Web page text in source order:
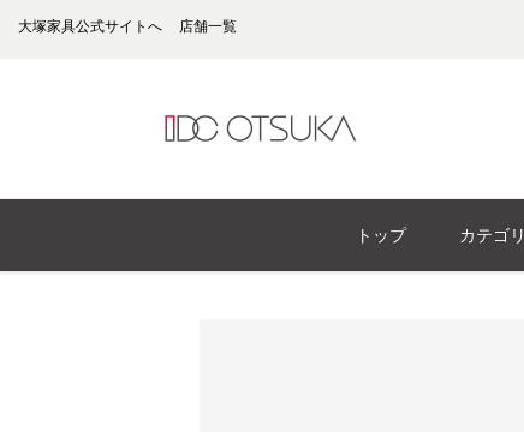
大塚家具公式サイトへ 店舗一覧
トップ カテゴリ